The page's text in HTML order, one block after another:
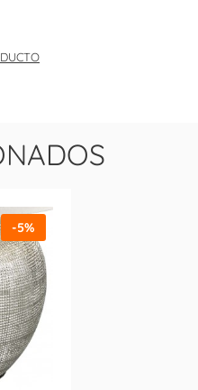
-5%